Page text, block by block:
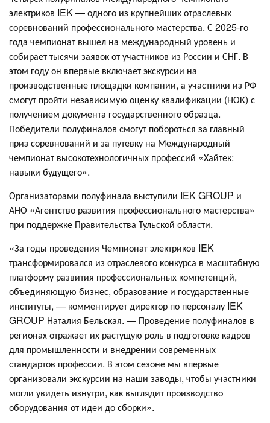
электриков IEK — одного из крупнейших отраслевых
соревнований профессионального мастерства. С 2025-го
года чемпионат вышел на международный уровень и
собирает тысячи заявок от участников из России и СНГ. В
этом году он впервые включает экскурсии на
производственные площадки компании, а участники из РФ
смогут пройти независимую оценку квалификации (НОК) с
получением документа государственного образца.
Победители полуфиналов смогут побороться за главный
приз соревнований и за путевку на Международный
чемпионат высокотехнологичных профессий «Хайтек:
навыки будущего».
Организаторами полуфинала выступили IEK GROUP и
АНО «Агентство развития профессионального мастерства»
при поддержке Правительства Тульской области.
«За годы проведения Чемпионат электриков IEK
трансформировался из отраслевого конкурса в масштабную
платформу развития профессиональных компетенций,
объединяющую бизнес, образование и государственные
институты, — комментирует директор по персоналу IEK
GROUP Наталия Бельская. — Проведение полуфиналов в
регионах отражает их растущую роль в подготовке кадров
для промышленности и внедрении современных
стандартов профессии. В этом сезоне мы впервые
организовали экскурсии на наши заводы, чтобы участники
могли увидеть изнутри, как выглядит производство
оборудования от идеи до сборки».